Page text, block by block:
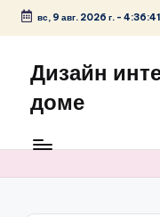
Перейти
содержимому
вс, 9 авг. 2026 г.-
Дизайн
доме